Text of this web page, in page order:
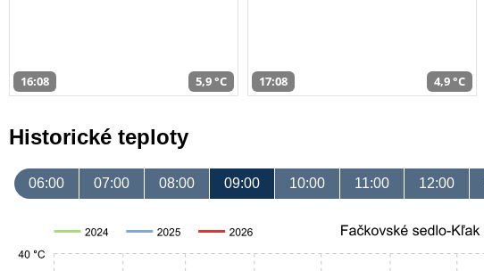
16:08 5,9 °C 17:08 4,9 °C
Historické teploty
06:00 07:00 08:00 09:00 10:00 11:00 12:00